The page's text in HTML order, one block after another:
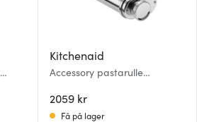
Kitchenaid
Accessory pastarulle
2059 kr
Få på lager